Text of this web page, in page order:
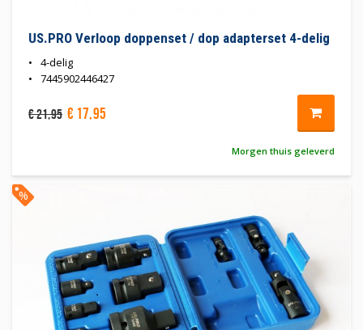
US.PRO Verloop doppenset / dop adapterset 4-delig
4-delig
7445902446427
€21,95 € 17,95
Morgen thuis geleverd
%